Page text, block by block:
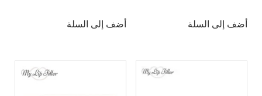
كان:
هو:أضف إلى السلة
كان:
هو:أضف إلى السلة
جانا
Glowing Fill